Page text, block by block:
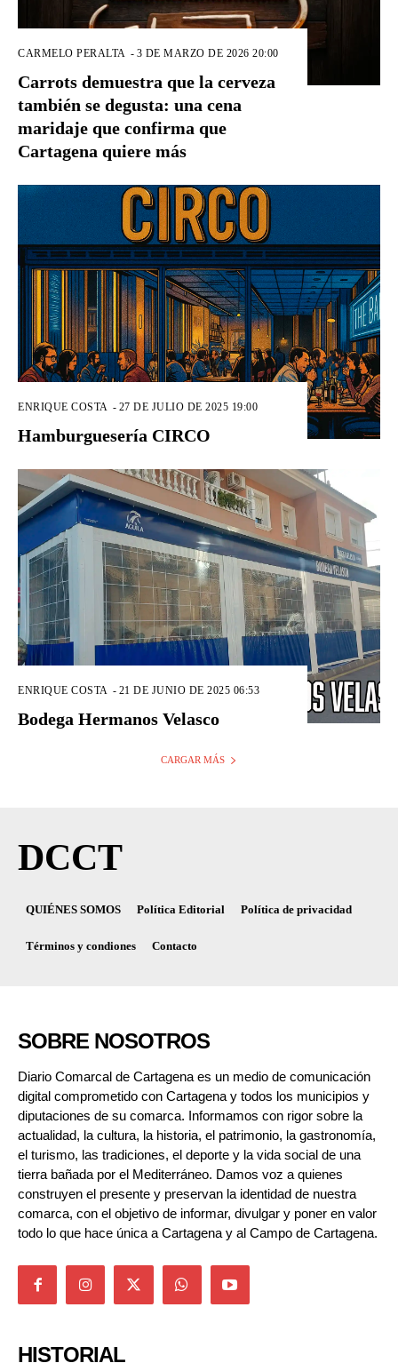
CARMELO PERALTA - 3 DE MARZO DE 2026 20:00
Carrots demuestra que la cerveza
también se degusta: una cena
maridaje que confirma que
Cartagena quiere más
ENRIQUE COSTA - 27 DE JULIO DE 2025 19:00
Hamburguesería CIRCO
ENRIQUE COSTA - 21 DE JUNIO DE 2025 06:53
Bodega Hermanos Velasco
CARGAR MÁS
DCCT
QUIÉNES SOMOS Política Editorial Política de privacidad
Términos y condiones Contacto
SOBRE NOSOTROS
Diario Comarcal de Cartagena es un medio de comunicación
digital comprometido con Cartagena y todos los municipios y
diputaciones de su comarca. Informamos con rigor sobre la
actualidad, la cultura, la historia, el patrimonio, la gastronomía,
el turismo, las tradiciones, el deporte y la vida social de una
tierra bañada por el Mediterráneo. Damos voz a quienes
construyen el presente y preservan la identidad de nuestra
comarca, con el objetivo de informar, divulgar y poner en valor
todo lo que hace única a Cartagena y al Campo de Cartagena.
HISTORIAL